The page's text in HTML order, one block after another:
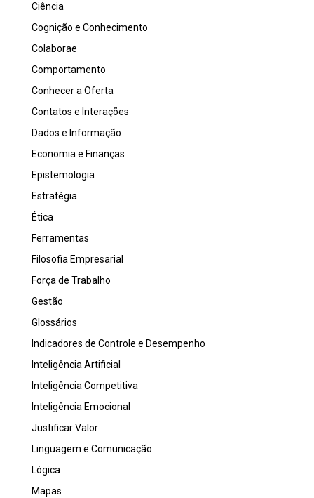
Ciência
Cognição e Conhecimento
Colaborae
Comportamento
Conhecer a Oferta
Contatos e Interações
Dados e Informação
Economia e Finanças
Epistemologia
Estratégia
Ética
Ferramentas
Filosofia Empresarial
Força de Trabalho
Gestão
Glossários
Indicadores de Controle e Desempenho
Inteligência Artificial
Inteligência Competitiva
Inteligência Emocional
Justificar Valor
Linguagem e Comunicação
Lógica
Mapas